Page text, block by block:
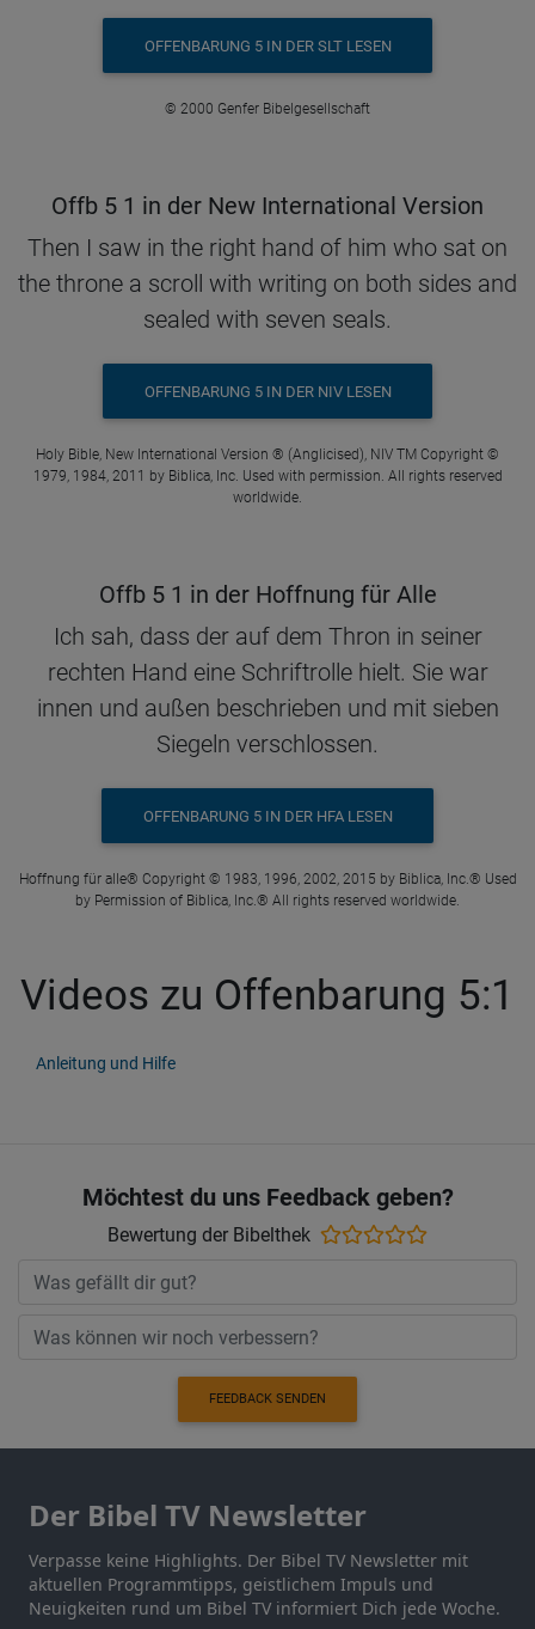
OFFENBARUNG 5 IN DER SLT LESEN
© 2000 Genfer Bibelgesellschaft
Offb 5 1 in der New International Version
Then I saw in the right hand of him who sat on
the throne a scroll with writing on both sides and
sealed with seven seals.
OFFENBARUNG 5 IN DER NIV LESEN
Holy Bible, New International Version ® (Anglicised), NIV TM Copyright ©
1979, 1984, 2011 by Biblica, Inc. Used with permission. All rights reserved
worldwide.
Offb 5 1 in der Hoffnung für Alle
Ich sah, dass der auf dem Thron in seiner
rechten Hand eine Schriftrolle hielt. Sie war
innen und außen beschrieben und mit sieben
Siegeln verschlossen.
OFFENBARUNG 5 IN DER HFA LESEN
Hoffnung für alle® Copyright © 1983, 1996, 2002, 2015 by Biblica, Inc.® Used
by Permission of Biblica, Inc.® All rights reserved worldwide.
Videos zu Offenbarung 5:1
Anleitung und Hilfe
Möchtest du uns Feedback geben?
Bewertung der Bibelthek
FEEDBACK SENDEN
Der Bibel TV Newsletter
Verpasse keine Highlights. Der Bibel TV Newsletter mit
aktuellen Programmtipps, geistlichem Impuls und
Neuigkeiten rund um Bibel TV informiert Dich jede Woche.